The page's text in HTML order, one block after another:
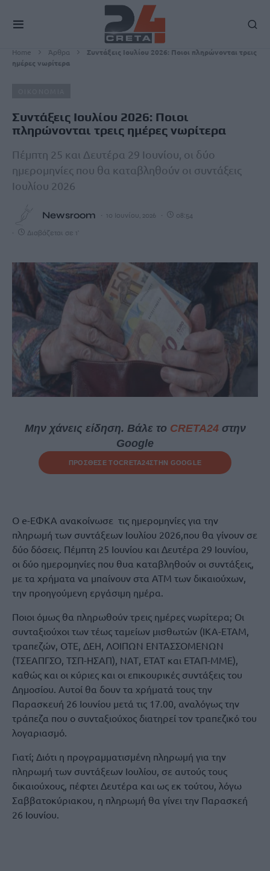
Home Άρθρα
Συντάξεις Ιουλίου 2026: Ποιοι πληρώνονται τρεις
ημέρες νωρίτερα
Συντάξεις Ιουλίου 2026: Ποιοι
πληρώνονται τρεις ημέρες νωρίτερα
Πέμπτη 25 και Δευτέρα 29 Ιουνίου, οι δύο
ημερομηνίες που θα καταβληθούν οι συντάξεις
Ιουλίου 2026
Newsroom 10 Ιουνίου, 2026 08:54
Διαβάζεται σε 1'
Μην χάνεις είδηση. Βάλε το CRETA24στην
Google
ΠΡΟΣΘΕΣΕ ΤΟCRETA24ΣΤΗΝ GOOGLE
Ο e-ΕΦΚΑ ανακοίνωσε τις ημερομηνίες για την
πληρωμή των συντάξεων Ιουλίου 2026,που θα γίνουν σε
δύο δόσεις. Πέμπτη 25 Ιουνίου και Δευτέρα 29 Ιουνίου,
οι δύο ημερομηνίες που θυα καταβληθούν οι συντάξεις,
με τα χρήματα να μπαίνουν στα ΑΤΜ των δικαιούχων,
την προηγούμενη εργάσιμη ημέρα.
Ποιοι όμως θα πληρωθούν τρεις ημέρες νωρίτερα; Οι
συνταξιούχοι των τέως ταμείων μισθωτών (ΙΚΑ-ΕΤΑΜ,
τραπεζών, ΟΤΕ, ΔΕΗ, ΛΟΙΠΩΝ ΕΝΤΑΣΣΟΜΕΝΩΝ
(ΤΣΕΑΠΓΣΟ, ΤΣΠ-ΗΣΑΠ), ΝΑΤ, ΕΤΑΤ και ΕΤΑΠ-ΜΜΕ),
καθώς και οι κύριες και οι επικουρικές συντάξεις του
Δημοσίου. Αυτοί θα δουν τα χρήματά τους την
Παρασκευή 26 Ιουνίου μετά τις 17.00, αναλόγως την
τράπεζα που ο συνταξιούχος διατηρεί τον τραπεζικό του
λογαριασμό.
Γιατί; Διότι η προγραμματισμένη πληρωμή για την
πληρωμή των συντάξεων Ιουλίου, σε αυτούς τους
δικαιούχους, πέφτει Δευτέρα και ως εκ τούτου, λόγω
Σαββατοκύριακου, η πληρωμή θα γίνει την Παρασκεή
26 Ιουνίου.